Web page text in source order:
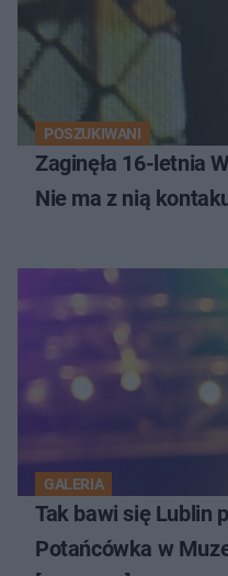
POSZUKIWANI
Zaginęła 16-letnia
Nie ma z nią
GALERIA
Tak bawi się Lublin
Potańcówka w